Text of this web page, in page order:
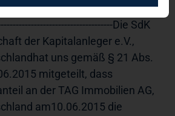
verantwortlich.------------
Die SdK
der Kapitalanleger e.V.,
uns gemäß § 21 Abs.
mitgeteilt, dass
an der TAG Immobilien AG,
am10.06.2015 die